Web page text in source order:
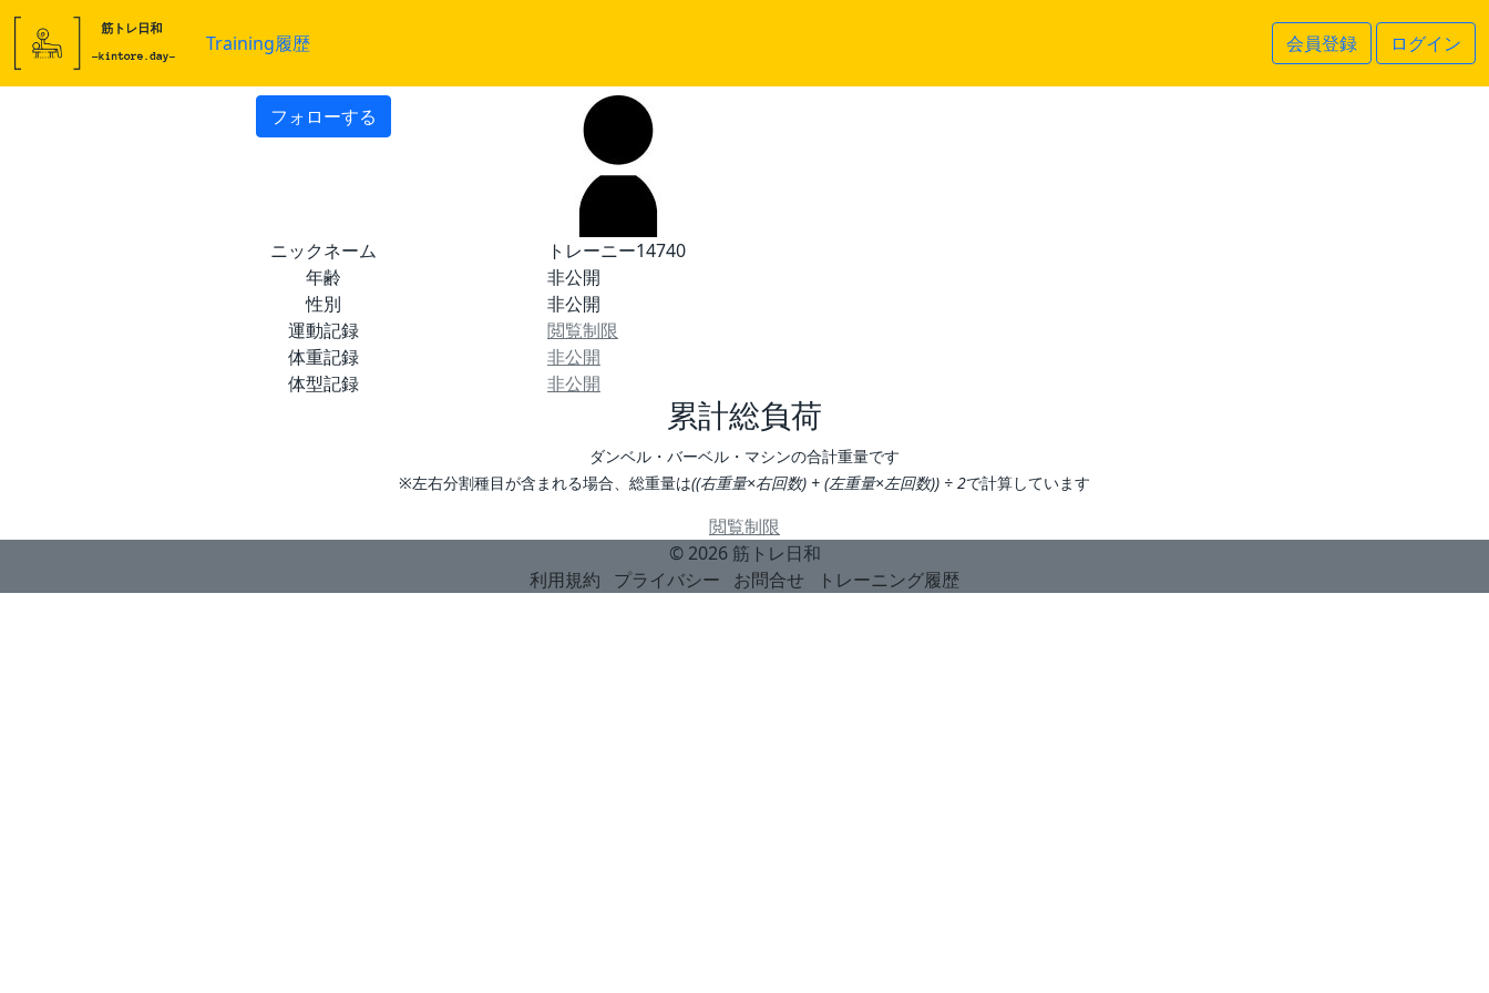
Training履歴 会員登録 ログイン
フォローする
ニックネーム
トレーニー14740
年齢
非公開
性別
非公開
運動記録
閲覧制限
体重記録
非公開
体型記録
非公開
累計総負荷
ダンベル・バーベル・マシンの合計重量です
※左右分割種目が含まれる場合、総重量は((右重量×右回数) + (左重量×左回数)) ÷ 2で計算しています
閲覧制限
© 2026 筋トレ日和
利用規約
プライバシー お問合せ トレーニング履歴